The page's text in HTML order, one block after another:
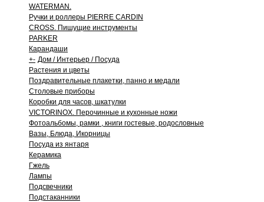
WATERMAN.
Ручки и роллеры PIERRE CARDIN
CROSS. Пишущие инструменты
PARKER
Карандаши
+- Дом / Интерьер / Посуда
Растения и цветы
Поздравительные плакетки, панно и медали
Столовые приборы
Коробки для часов, шкатулки
VICTORINOX. Перочинные и кухонные ножи
Фотоальбомы, рамки , книги гостевые, родословные
Вазы, Блюда, Икорницы
Посуда из янтаря
Керамика
Гжель
Лампы
Подсвечники
Подстаканники